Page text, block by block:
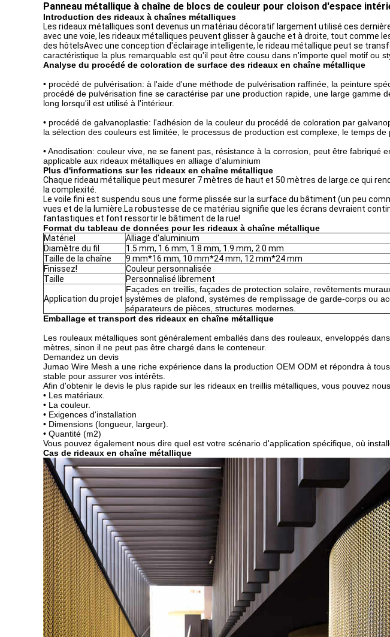
Panneau métallique à chaîne de blocs de couleur pour cloison d'espace
Introduction des rideaux à chaînes métalliques
Les rideaux métalliques sont devenus un matériau décoratif largement utilisé ces
avec une voie, les rideaux métalliques peuvent glisser à gauche et à droite, tout comme
des hôtelsAvec une conception d'éclairage intelligente, le rideau métallique peut se
caractéristique la plus remarquable est qu'il peut être cousu dans n'importe quel motif ou
Analyse du procédé de coloration de surface des rideaux en chaîne métallique
• procédé de pulvérisation: à l'aide d'une méthode de pulvérisation raffinée, la peinture
procédé de pulvérisation fine se caractérise par une production rapide, une large
long lorsqu'il est utilisé à l'intérieur.
• procédé de galvanoplastie: l'adhésion de la couleur du procédé de coloration par
la sélection des couleurs est limitée, le processus de production est complexe, le temps
• Anodisation: couleur vive, ne se fanent pas, résistance à la corrosion, peut être
applicable aux rideaux métalliques en alliage d'aluminium
Plus d'informations sur les rideaux en chaîne métallique
Chaque rideau métallique peut mesurer 7 mètres de haut et 50 mètres de large.ce qui
la complexité.
Le voile fini est suspendu sous une forme plissée sur la surface du bâtiment (un peu
vues et de la lumière.La robustesse de ce matériau signifie que les écrans devraient
fantastiques et font ressortir le bâtiment de la rue!
Format du tableau de données pour les rideaux à chaîne métallique
Matériel
Alliage d'aluminium
Diamètre du fil
1.5 mm, 1.6 mm, 1.8 mm, 1.9 mm, 2.0 mm
Taille de la chaîne
9 mm*16 mm, 10 mm*24 mm, 12 mm*24 mm
Finissez!
Couleur personnalisée
Taille
Personnalisé librement
Application du projet
Façades en treillis, façades de protection solaire, revêtements
systèmes de plafond, systèmes de remplissage de garde-corps ou
séparateurs de pièces, structures modernes.
Emballage et transport des rideaux en chaîne métallique
Les rouleaux métalliques sont généralement emballés dans des rouleaux, enveloppés
mètres, sinon il ne peut pas être chargé dans le conteneur.
Demandez un devis
Jumao Wire Mesh a une riche expérience dans la production OEM ODM et répondra à
stable pour assurer vos intérêts.
Afin d'obtenir le devis le plus rapide sur les rideaux en treillis métalliques, vous pouvez
• Les matériaux.
• La couleur.
• Exigences d'installation
• Dimensions (longueur, largeur).
• Quantité (m2)
Vous pouvez également nous dire quel est votre scénario d'application spécifique, où
Cas de rideaux en chaîne métallique